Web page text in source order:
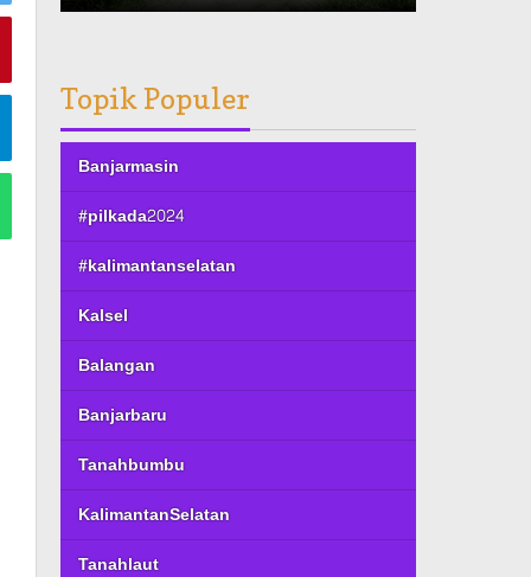
Topik Populer
Banjarmasin
#pilkada2024
#kalimantanselatan
Kalsel
Balangan
Banjarbaru
Tanahbumbu
KalimantanSelatan
Tanahlaut